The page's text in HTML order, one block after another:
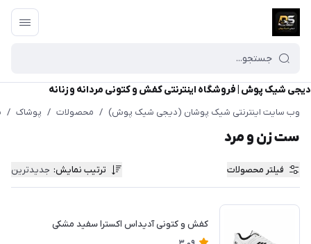
دیجی شیک پوش | فروشگاه اینترنتی کفش و کتونی مردانه و زنانه
وب سایت اینترنتی شیک پوشان (دیجی شیک پوش) / محصولات / پوشاک /
ست زن و مرد
فیلتر محصولات ترتیب نمایش: جدیدترین
کفش و کتونی آدیداس اکسترا سفید مشکی